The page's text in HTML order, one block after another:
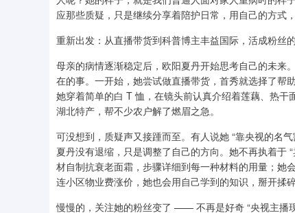
应那些质疑，只是继续分享着陪护日常，用自己的方式
重新出发：从直播带货到科普博主丰益国际，活成粉丝
母亲的病情逐渐稳定后，欧阳夏丹开始思考自己的未来
在的事。一开始，她尝试做直播带货，首秀就选择了
她穿着简单的白 T 恤，在镜头前认真介绍着莲藕、热
湖北特产，帮不少农户解了燃眉之急。
可没想到，质疑声又接踵而至。有人说她 “靠央视的名
夏丹没有退缩，只是调整了自己的方向。她不再执着
材自制抗衰老面霜，步骤详细到每一种材料的用量；她
连小区物业费涨价，她也会用自己学到的知识，掰开揉
慢慢的，关注她的粉丝变了 —— 不再是好奇 “央视主播